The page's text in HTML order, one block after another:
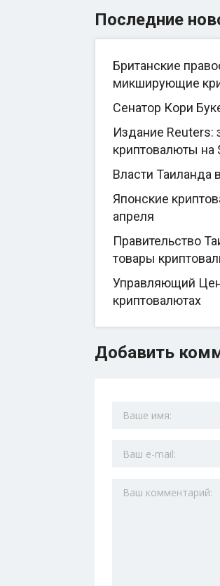
Последние
Британские
микширующие
Сенатор Кори
Издание
криптовалюты на
Власти Таиланда
Японские
апреля
Правительство
товары
Управляющий
криптовалютах
Добавить